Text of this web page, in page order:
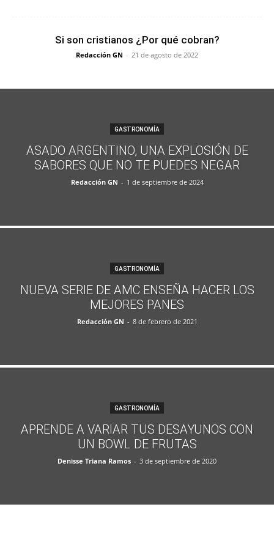
Si son cristianos ¿Por qué cobran?
Redacción GN - 21 de agosto de 2022
GASTRONOMÍA
ASADO ARGENTINO, UNA EXPLOSIÓN DE
SABORES QUE NO TE PUEDES NEGAR
Redacción GN - 1 de septiembre de 2024
GASTRONOMÍA
NUEVA SERIE DE AMC ENSEÑA HACER LOS
MEJORES PANES
Redacción GN - 8 de febrero de 2021
GASTRONOMÍA
APRENDE A VARIAR TUS DESAYUNOS CON
UN BOWL DE FRUTAS
Denisse Triana Ramos - 3 de septiembre de 2020